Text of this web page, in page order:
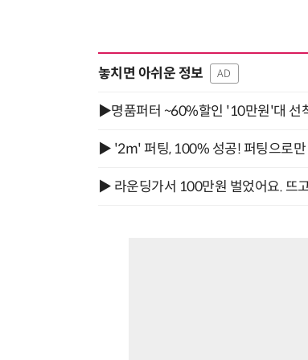
놓치면 아쉬운 정보 AD
▶명품퍼터 ~60%할인 '10만원'대 선
▶ '2m' 퍼팅, 100% 성공! 퍼팅으로만
▶ 라운딩가서 100만원 벌었어요. 뜨